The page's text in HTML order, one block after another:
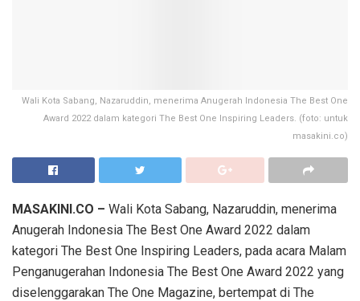
Wali Kota Sabang, Nazaruddin, menerima Anugerah Indonesia The Best One
Award 2022 dalam kategori The Best One Inspiring Leaders. (foto: untuk
masakini.co)
MASAKINI.CO – Wali Kota Sabang, Nazaruddin, menerima
Anugerah Indonesia The Best One Award 2022 dalam
kategori The Best One Inspiring Leaders, pada acara Malam
Penganugerahan Indonesia The Best One Award 2022 yang
diselenggarakan The One Magazine, bertempat di The